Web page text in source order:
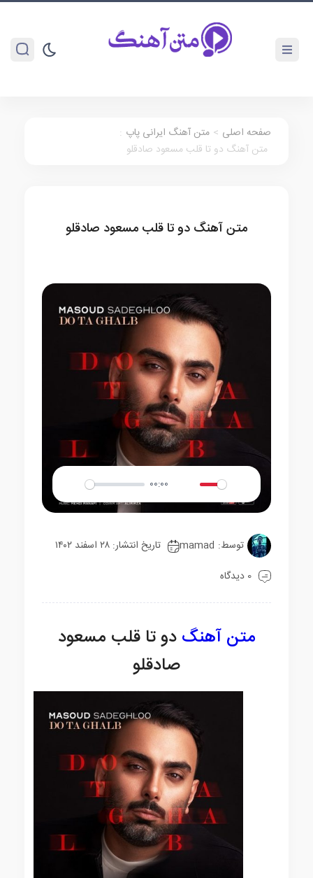
صفحه اصلی > متن آهنگ ایرانی پاپ :
متن آهنگ دو تا قلب مسعود صادقلو
متن آهنگ دو تا قلب مسعود صادقلو
Play
00:00
Mute Settings
توسط: mamad
تاریخ انتشار: ۲۸ اسفند ۱۴۰۲
0 دیدگاه
متن آهنگ دو تا قلب مسعود
صادقلو